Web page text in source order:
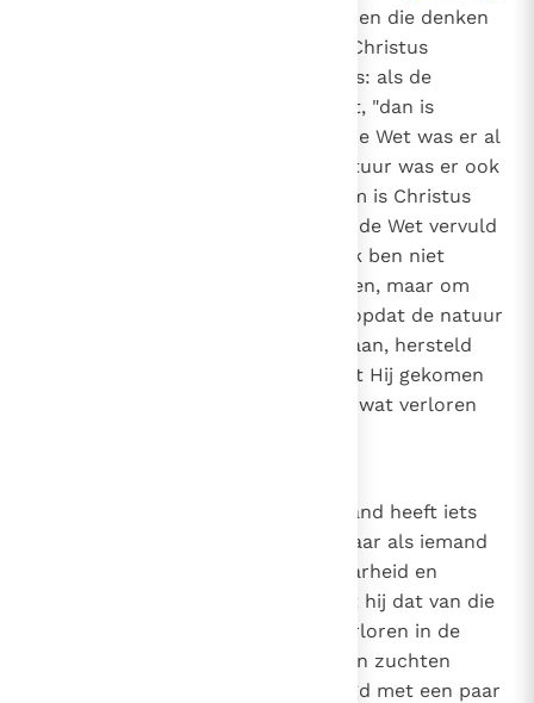
zo wordt terecht gezegd tegen hen die denken
dat de genade, die het geloof in Christus
aanbeveelt en ontvangt, natuur is: als de
gerechtigheid uit de natuur komt, "dan is
Christus tevergeefs gestorven". De Wet was er al
en rechtvaardigde niet, en de natuur was er ook
al en rechtvaardigde niet. Daarom is Christus
niet tevergeefs gestorven, opdat de Wet vervuld
zou worden door Hem die zei: "Ik ben niet
gekomen om de Wet te vernietigen, maar om
, en opdat de natuur
die door Adam verloren was gegaan, hersteld
zou worden door Hem die zei dat Hij gekomen
was "om te zoeken en te redden wat verloren
Wat goed is voor de mens. Niemand heeft iets
anders dan leugens en zonde. Maar als iemand
ook maar het kleinste beetje waarheid en
rechtvaardigheid bezit, dan heeft hij dat van die
goddelijke bron waarnaar we, verloren in de
woestijn van deze wereld, moeten zuchten
zodat we, als het ware bevochtigd met een paar